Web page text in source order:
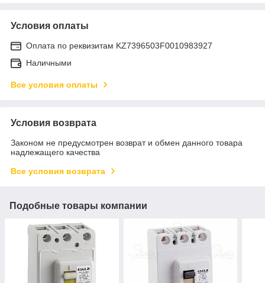
Условия оплаты
Оплата по реквизитам KZ7396503F0010983927
Наличными
Все условия оплаты
Условия возврата
Законом не предусмотрен возврат и обмен данного товара
надлежащего качества
Все условия возврата
Подобные товары компании